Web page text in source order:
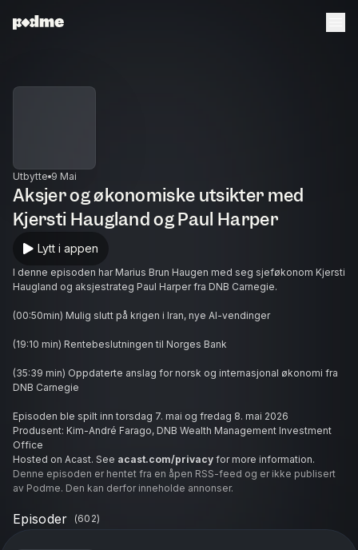
Utbytte 9 Mai
Aksjer og økonomiske utsikter med
Kjersti Haugland og Paul Harper
Lytt i appen
I denne episoden har Marius Brun Haugen med seg sjeføkonom Kjersti
Haugland og aksjestrateg Paul Harper fra DNB Carnegie.
(00:50min) Mulig slutt på krigen i Iran, nye AI-vendinger
(19:10 min) Rentebeslutningen til Norges Bank
(35:39 min) Oppdaterte anslag for norsk og internasjonal økonomi fra
DNB Carnegie
Episoden ble spilt inn torsdag 7. mai og fredag 8. mai 2026
Produsent: Kim-André Farago, DNB Wealth Management Investment
Office
Hosted on Acast. See acast.com/privacy for more information.
Denne episoden er hentet fra en åpen RSS-feed og er ikke publisert
av Podme. Den kan derfor inneholde annonser.
Episoder (602)